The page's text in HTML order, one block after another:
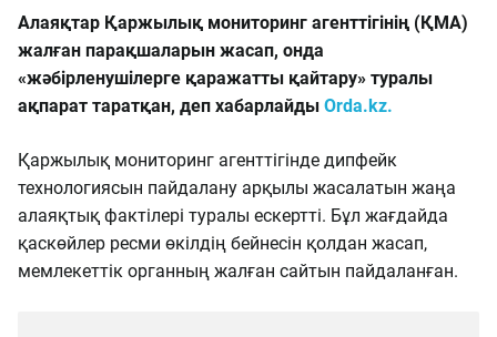
Алаяқтар Қаржылық мониторинг агенттігінің (ҚМА)
жалған парақшаларын жасап, онда
«жәбірленушілерге қаражатты қайтару» туралы
ақпарат таратқан, деп хабарлайды Orda.kz.
Қаржылық мониторинг агенттігінде дипфейк
технологиясын пайдалану арқылы жасалатын жаңа
алаяқтық фактілері туралы ескертті. Бұл жағдайда
қаскөйлер ресми өкілдің бейнесін қолдан жасап,
мемлекеттік органның жалған сайтын пайдаланған.